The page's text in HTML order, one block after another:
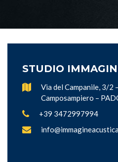
STUDIO
Via del Campanile, 3/2
Camposampiero –
+39 3472997994